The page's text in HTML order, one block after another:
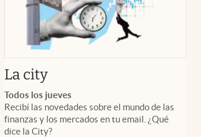
La cityabre en nueva pestaña
Todos los jueves
Recibí las novedades sobre el mundo de las
finanzas y los mercados en tu email. ¿Qué
dice la City?